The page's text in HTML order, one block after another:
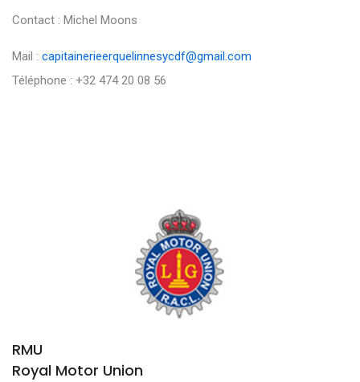
Contact : Michel Moons
Mail : capitainerieerquelinnesycdf@gmail.com
Téléphone : +32 474 20 08 56
RMU
Royal Motor Union